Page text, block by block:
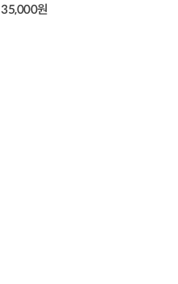
35,000원